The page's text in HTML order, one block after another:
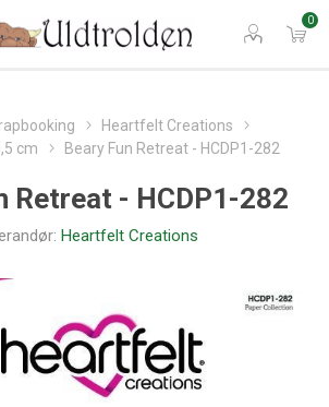
0
Heartfelt Creations
cm
Beary Fun Retreat - HCDP1-282
Retreat - HCDP1-282
Heartfelt Creations